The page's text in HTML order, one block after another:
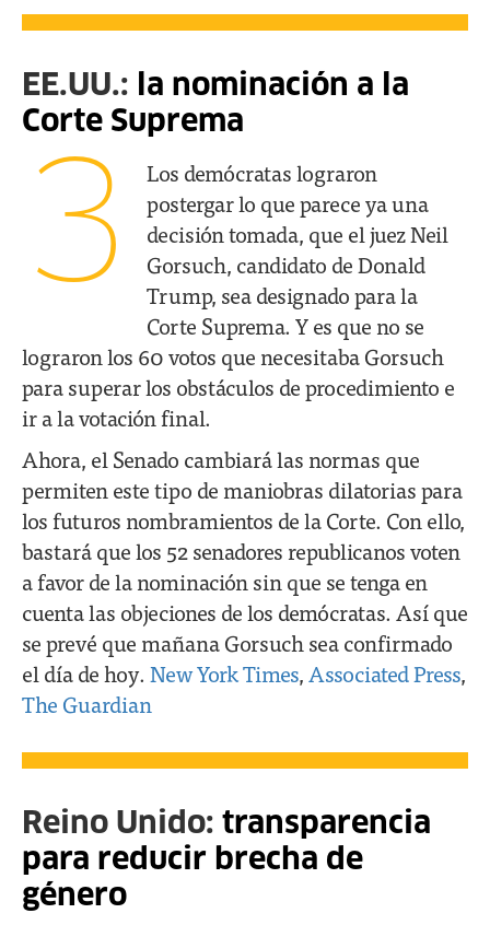
EE.UU.: la nominación a la
Corte Suprema
3
Los demócratas lograron
postergar lo que parece ya una
decisión tomada, que el juez Neil
Gorsuch, candidato de Donald
Trump, sea designado para la
Corte Suprema. Y es que no se
lograron los 60 votos que necesitaba Gorsuch
para superar los obstáculos de procedimiento e
ir a la votación final.
Ahora, el Senado cambiará las normas que
permiten este tipo de maniobras dilatorias para
los futuros nombramientos de la Corte. Con ello,
bastará que los 52 senadores republicanos voten
a favor de la nominación sin que se tenga en
cuenta las objeciones de los demócratas. Así que
se prevé que mañana Gorsuch sea confirmado
el día de hoy. New York Times, Associated Press,
The Guardian
Reino Unido: transparencia
para reducir brecha de
género